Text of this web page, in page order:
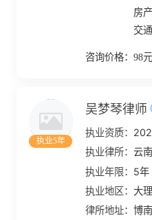
房
交
咨询价格：98
执业5年
吴梦琴律师
执业资质：
执业律所：云
执业年限： 5年
执业地区：大
律所地址：博